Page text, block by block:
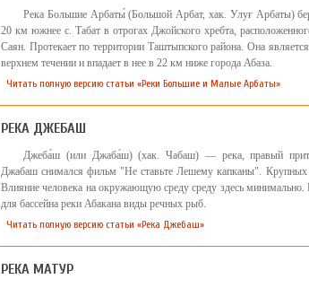
Река Большие Арбаты́ (Большой Арбат, хак. Улуғ Арбаты)
20 км южнее с. Табат в отрогах Джойского хребта,
Саян. Протекает по территории Таштыпского района. Она
верхнем течении и впадает в нее в 22 км ниже города Абаза.
Читать полную версию статьи «Реки Большие и Малые Арбаты»
РЕКА ДЖЕБАШ
Джеба́ш (или Джаба́ш) (хак. Чабаш) — река, правый
Джабаш снимался фильм "Не ставьте Лешему капканы". Крупных
Влияние человека на окружающую среду среду здесь
для бассейна реки Абакана виды речных рыб.
Читать полную версию статьи «Река Джебаш»
РЕКА МАТУР